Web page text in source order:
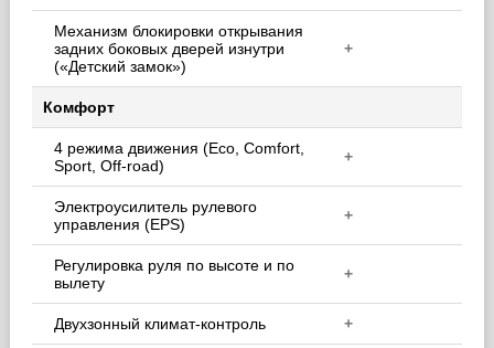
Механизм блокировки открывания
задних боковых дверей изнутри
(«Детский замок»)
+
Комфорт
4 режима движения (Eco, Comfort,
Sport, Off-road)
+
Электроусилитель рулевого
управления (EPS)
+
Регулировка руля по высоте и по
вылету
+
Двухзонный климат-контроль +